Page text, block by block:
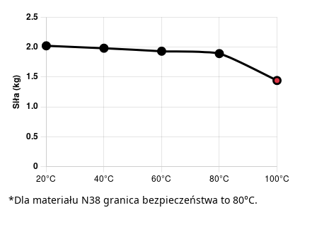
*Dla materiału N38 granica bezpieczeństwa to 80°C.